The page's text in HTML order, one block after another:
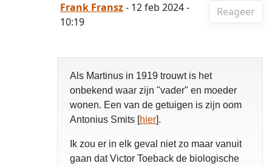
Reageer
Frank Fransz- 12 feb 2024 -
10:19
Als Martinus in 1919 trouwt is het
onbekend waar zijn "vader" en moeder
wonen. Een van de getuigen is zijn oom
Antonius Smits [hier].
Ik zou er in elk geval niet zo maar vanuit
gaan dat Victor Toeback de biologische